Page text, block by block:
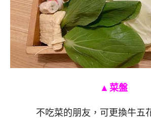
▲ 菜盤
不吃菜的朋友，可更換牛五